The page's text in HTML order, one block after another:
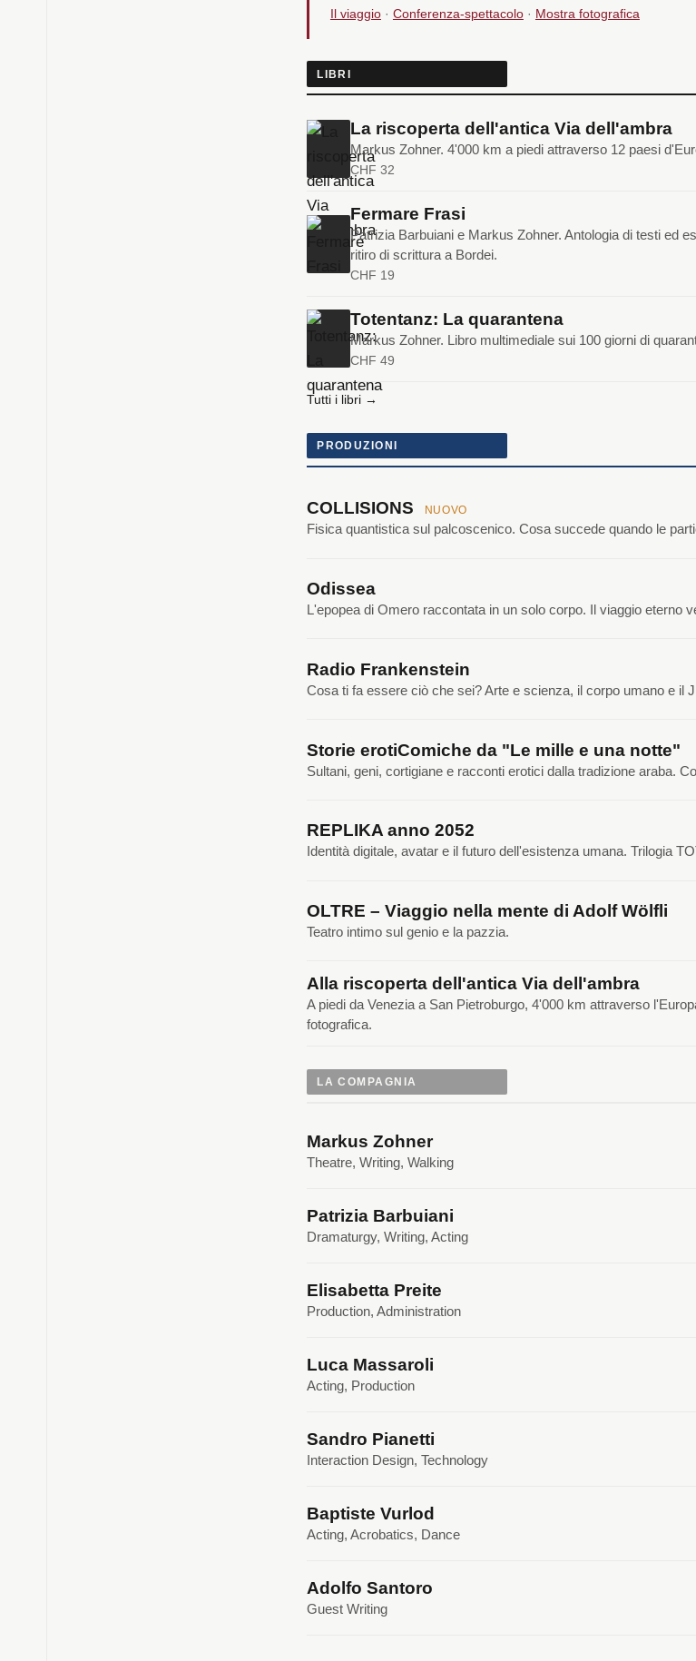
Il viaggio· Conferenza-spettacolo· Mostra fotografica
LIBRI
La riscoperta dell'antica Via dell'ambra
Markus Zohner. 4'000 km a piedi attraverso 12 paesi
CHF 32
Fermare Frasi
Patrizia Barbuiani e Markus Zohner. Antologia di testi ed
ritiro di scrittura a Bordei.
CHF 19
Totentanz: La quarantena
Markus Zohner. Libro multimediale sui 100 giorni di
CHF 49
Tutti i libri →
PRODUZIONI
COLLISIONS NUOVO
Fisica quantistica sul palcoscenico. Cosa succede quando le
Odissea
L'epopea di Omero raccontata in un solo corpo. Il viaggio eterno
Radio Frankenstein
Cosa ti fa essere ciò che sei? Arte e scienza, il corpo umano e il
Storie erotiComiche da "Le mille e una notte"
Sultani, geni, cortigiane e racconti erotici dalla tradizione araba.
REPLIKA anno 2052
Identità digitale, avatar e il futuro dell'esistenza umana. Trilogia
OLTRE – Viaggio nella mente di Adolf Wölfli
Teatro intimo sul genio e la pazzia.
Alla riscoperta dell'antica Via dell'ambra
A piedi da Venezia a San Pietroburgo, 4'000 km attraverso
fotografica.
LA COMPAGNIA
Markus Zohner
Theatre, Writing, Walking
Patrizia Barbuiani
Dramaturgy, Writing, Acting
Elisabetta Preite
Production, Administration
Luca Massaroli
Acting, Production
Sandro Pianetti
Interaction Design, Technology
Baptiste Vurlod
Acting, Acrobatics, Dance
Adolfo Santoro
Guest Writing